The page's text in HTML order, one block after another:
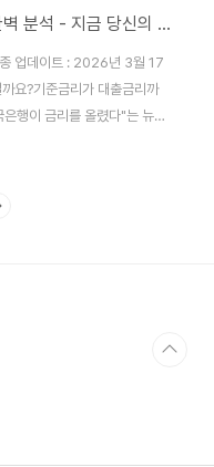
금리 변동이 내 대출에 미치는 영향 완벽 분석 - 지금 당신의 이자가 바뀌고 있습니다
업데이트 : 2026년 3월 17
요?기준금리가 대출금리까
행이 금리를 올렸다"는 뉴
기는지 막연하게만 느끼십니
기준으로 자금을 조달합니